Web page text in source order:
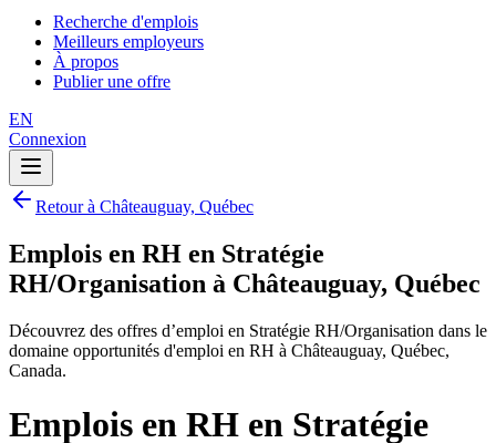
Recherche d'emplois
Meilleurs employeurs
À propos
Publier une offre
EN
Connexion
Retour à Châteauguay, Québec
Emplois en RH en Stratégie
RH/Organisation à Châteauguay, Québec
Découvrez des offres d’emploi en Stratégie RH/Organisation dans le
domaine opportunités d'emploi en RH à Châteauguay, Québec,
Canada.
Emplois en RH en Stratégie